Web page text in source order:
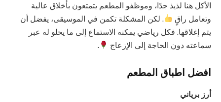
الأكل هنا لذيذ جدًا، وموظفو المطعم يتمتعون بأخلاق عالية
وتعامل راقٍ
. لكن المشكلة تكمن في الموسيقى، يفضل أن
يتم إغلاقها. فكل رياضي يمكنه الاستماع إلى ما يحلو له عبر
سماعته دون الحاجة إلى الإزعاج
.
افضل اطباق المطعم
أرز برياني